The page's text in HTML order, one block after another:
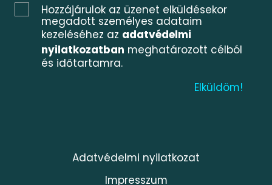
Hozzájárulok az üzenet elküldésekor
megadott személyes adataim
kezeléséhez az adatvédelmi
nyilatkozatban meghatározott célból
és időtartamra.
Adatvédelmi nyilatkozat
Impresszum